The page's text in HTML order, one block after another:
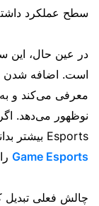
سطح عملکرد
در عین حال، این
است. اضافه شدن
معرفی می‌کند و به
Esports بیشتر بدانید، راهنمای ما در مورد
Game Esports
چالش فعلی تبدیل